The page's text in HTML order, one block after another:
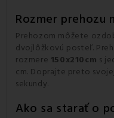
Rozmer prehozu
Prehozom môžete
dvojlôžkovú posteľ.
rozmere 150x210cm s
cm. Doprajte preto
sekundy.
Ako sa starať o